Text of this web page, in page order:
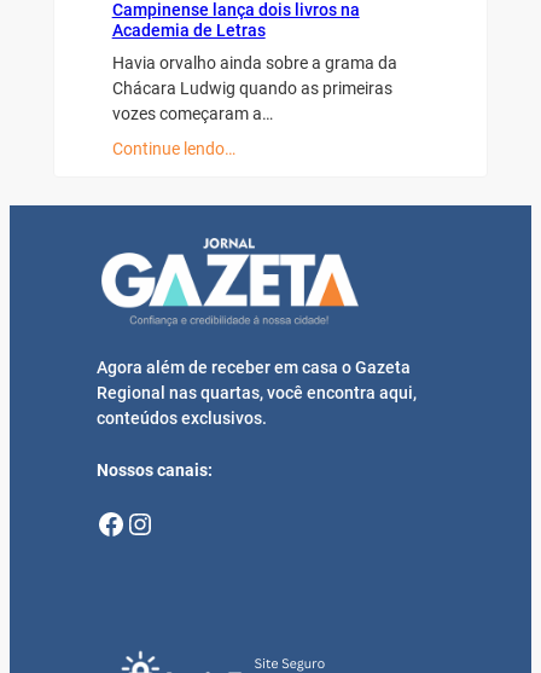
Campinense lança dois livros na
Academia de Letras
Havia orvalho ainda sobre a grama da
Chácara Ludwig quando as primeiras
vozes começaram a…
Continue lendo…
Agora além de receber em casa o Gazeta
Regional nas quartas, você encontra aqui,
conteúdos exclusivos.
Nossos canais:
Facebook Instagram